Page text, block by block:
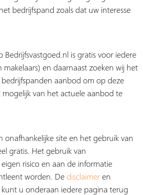
bedrijfspand zoals dat uw interesse
Bedrijfsvastgoed.nl is gratis voor iedere
en daarnaast zoeken wij het
aanbod om op deze
van het actuele aanbod te
onafhankelijke site en het gebruik van
gratis. Het gebruik van
risico en aan de informatie
worden. Dedisclaimeren
kunt u onderaan iedere pagina terug